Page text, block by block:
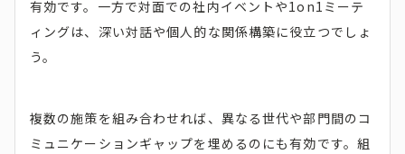
有効です。一方で対面での社内イベントや1on1ミーテ
ィングは、深い対話や個人的な関係構築に役立つでしょ
う。
複数の施策を組み合わせれば、異なる世代や部門間のコ
ミュニケーションギャップを埋めるのにも有効です。組